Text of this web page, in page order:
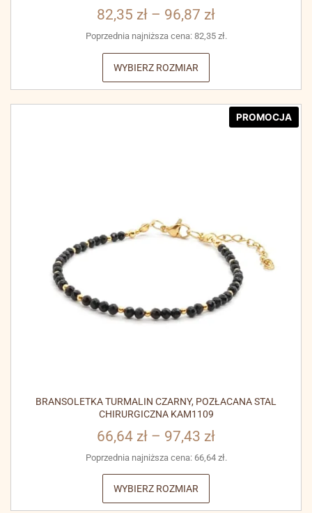
82,35 zł – 96,87 zł
Poprzednia najniższa cena: 82,35 zł.
WYBIERZ ROZMIAR
PROMOCJA
BRANSOLETKA TURMALIN CZARNY, POZŁACANA STAL
CHIRURGICZNA KAM1109
66,64 zł – 97,43 zł
Poprzednia najniższa cena: 66,64 zł.
WYBIERZ ROZMIAR